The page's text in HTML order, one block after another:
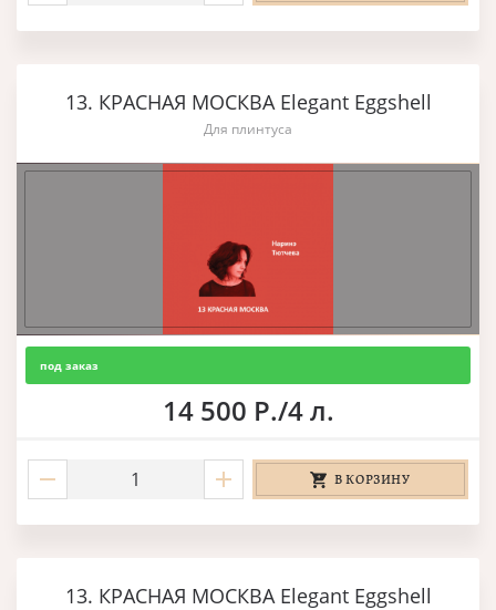
13. КРАСНАЯ МОСКВА Elegant Eggshell
Для плинтуса
под заказ
14 500 Р./4 л.
В КОРЗИНУ
13. КРАСНАЯ МОСКВА Elegant Eggshell